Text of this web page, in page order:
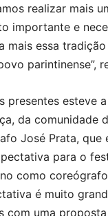
realizar mais
importante e
mais essa
parintinense”,
presentes esteve
da comunidade
José Prata, que
para o
como
é muito
com uma